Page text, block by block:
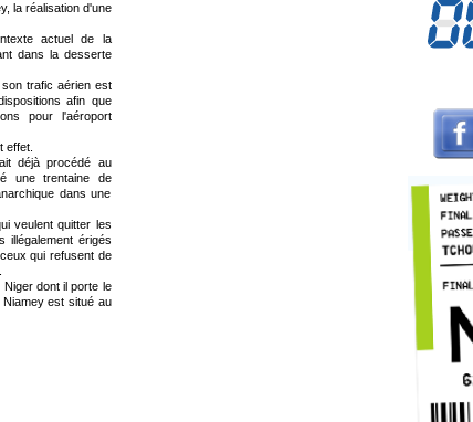
la réalisation d'une
actuel de la
dans la desserte
trafic aérien est
afin que
pour l'aéroport
effet.
déjà procédé au
une trentaine de
dans une
veulent quitter les
illégalement érigés
qui refusent de
dont il porte le
Niamey est situé au